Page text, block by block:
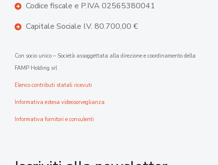
Codice fiscale e P.IVA 02565380041
Capitale Sociale I.V. 80.700,00 €
Con socio unico – Società assoggettata alla direzione e coordinamento della
FAMP Holding srl
Elenco contributi statali ricevuti
Informativa estesa videosorveglianza
Informativa fornitori e consulenti